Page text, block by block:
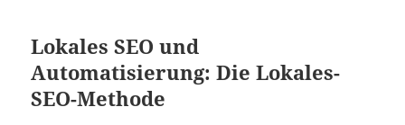
Lokales SEO und
Automatisierung: Die Lokales-
SEO-Methode